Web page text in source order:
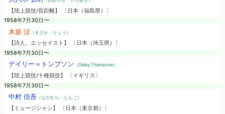
【陸上競技/長距離】 〔日本（福島県）〕
1958年7月30日〜
木坂 涼 （きさか・りょう）
【詩人、エッセイスト】 〔日本（埼玉県）〕
1958年7月30日〜
デイリー＝トンプソン （Daley Thompson）
【陸上競技/十種競技】 〔イギリス〕
1958年7月30日〜
中村 信吾（なかむら・しんご）
【ミュージシャン】 〔日本（東京都）〕